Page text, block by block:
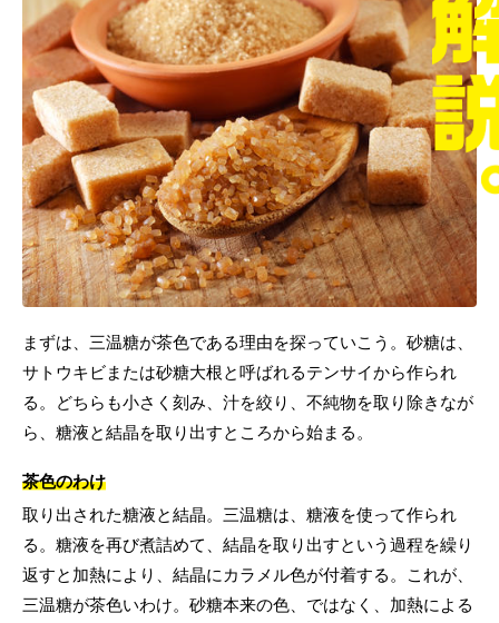
まずは、三温糖が茶色である理由を探っていこう。砂糖は、
サトウキビまたは砂糖大根と呼ばれるテンサイから作られ
る。どちらも小さく刻み、汁を絞り、不純物を取り除きなが
ら、糖液と結晶を取り出すところから始まる。
茶色のわけ
取り出された糖液と結晶。三温糖は、糖液を使って作られ
る。糖液を再び煮詰めて、結晶を取り出すという過程を繰り
返すと加熱により、結晶にカラメル色が付着する。これが、
三温糖が茶色いわけ。砂糖本来の色、ではなく、加熱による